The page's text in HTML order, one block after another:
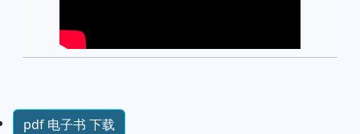
pdf 电子书 下载